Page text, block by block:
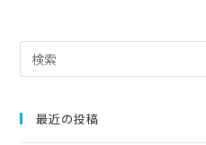
最近の投稿